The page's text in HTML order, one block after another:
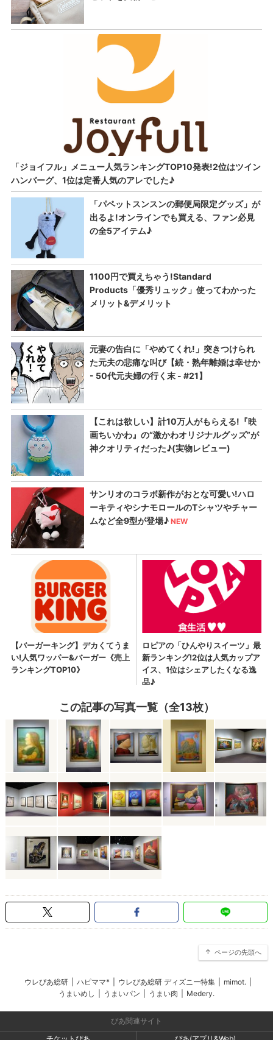
この記事の写真一覧（全13枚）
ページの先頭へ
ウレぴあ総研 ハピママ* ウレぴあ総研 ディズニー特集 mimot.
うまいめし
うまいパン うまい肉 Medery.
ぴあ関連サイト